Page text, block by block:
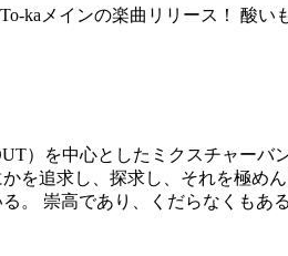
kaメインの楽曲リリース！ 酸い
）を中心としたミクスチャー
を追求し、探求し、それを極め
。 崇高であり、くだらなくもあ